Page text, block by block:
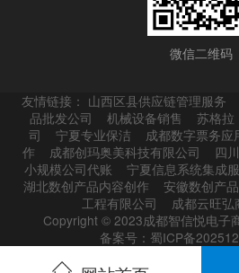
微信二维码
友情链接： 山西区县供应链管理服务
品批发公司
机械设备销售
苏格拉
司
宁夏专业保洁 成都数字票务应
作
成都创玛奥美科技有限公司 四
小规模公司代账
宁夏信息系统集成
湖北数创产品内容创作
安徽数创产
工程有限公司
成都云旺弘
Copyright © 2023成都智信悦电子
备案号：蜀ICP备